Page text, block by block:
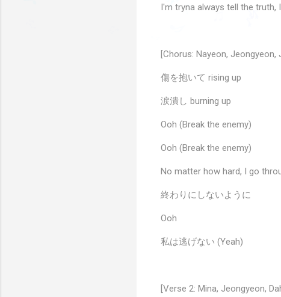
I'm tryna always tell the truth,
[Chorus: Nayeon, Jeongyeon,
傷を抱いて rising up
涙潰し burning up
Ooh (Break the enemy)
Ooh (Break the enemy)
No matter how hard, I go
終わりにしないように
Ooh
私は逃げない (Yeah)
[Verse 2: Mina, Jeongyeon,
🎶
♫
♪
♪
🎶
♪ ♩